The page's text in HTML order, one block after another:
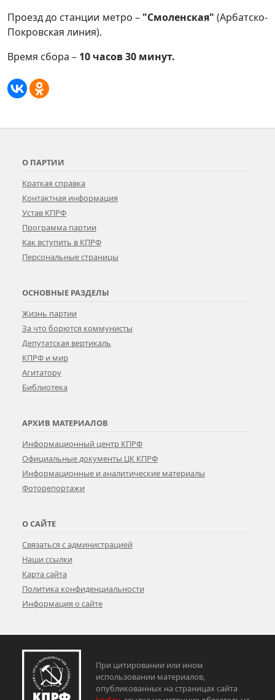
Проезд до станции метро –"Смоленская"(Арбатско-
Покровская линия).
Время сбора – 10 часов 30 минут.
О ПАРТИИ
Краткая справка
Контактная информация
Устав КПРФ
Программа партии
Как вступить в КПРФ
Персональные страницы
ОСНОВНЫЕ РАЗДЕЛЫ
Жизнь партии
За что борются коммунисты
Депутатская вертикаль
КПРФ и мир
Агитатору
Библиотека
АРХИВ МАТЕРИАЛОВ
Информационный центр КПРФ
Официальные документы ЦК КПРФ
Информационные и аналитические материалы
Фоторепортажи
О САЙТЕ
Связаться с администрацией
Наши ссылки
Карта сайта
Политика конфиденциальности
Информация о сайте
При цитировании или ином
использовании материалов,
опубликованных на страницах сайта